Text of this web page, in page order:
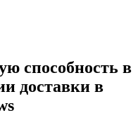
способность в
доставки в